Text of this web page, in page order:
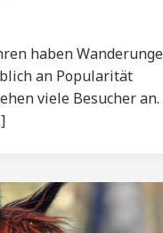
haben
an Popularität
viele Besucher an.